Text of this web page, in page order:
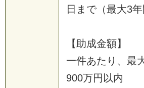
日 ま で（最大3年
【 助成金額】
一件あた り 、 最
900万円 以内